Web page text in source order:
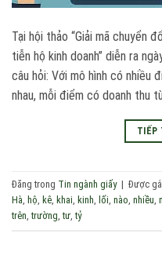
Tại hội thảo “Giải mã chuyển
tiễn hộ kinh doanh” diễn ra
câu hỏi: Với mô hình có nhiều
nhau, mỗi điểm có doanh thu
TIẾP
Đăng trong Tin ngành giấy | Được
Hà, hộ, kê, khai, kinh, lối, nào, nhiều,
trên,trường,tư,tỷ